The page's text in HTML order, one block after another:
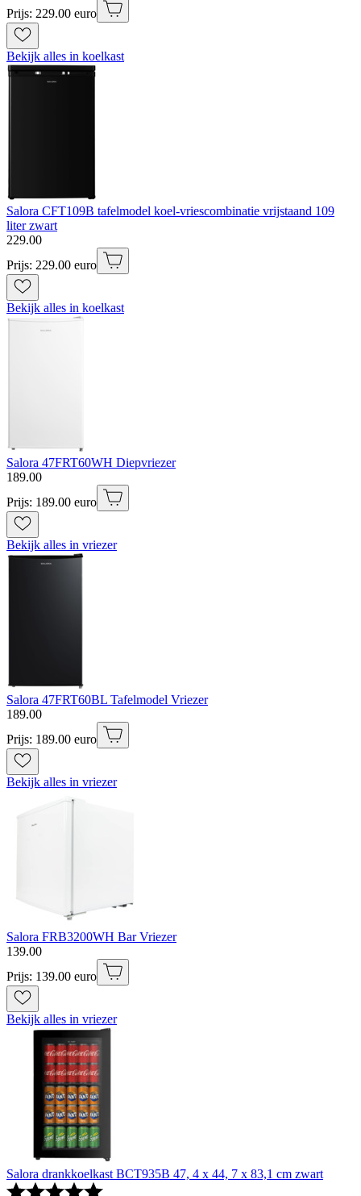
Prijs: 229.00 euro
Bekijk alles in koelkast
Salora CFT109B tafelmodel koel-vriescombinatie vrijstaand 109
liter zwart
229.00
Prijs: 229.00 euro
Bekijk alles in koelkast
Salora 47FRT60WH Diepvriezer
189.00
Prijs: 189.00 euro
Bekijk alles in vriezer
Salora 47FRT60BL Tafelmodel Vriezer
189.00
Prijs: 189.00 euro
Bekijk alles in vriezer
Salora FRB3200WH Bar Vriezer
139.00
Prijs: 139.00 euro
Bekijk alles in vriezer
Salora drankkoelkast BCT935B 47, 4 x 44, 7 x 83,1 cm zwart